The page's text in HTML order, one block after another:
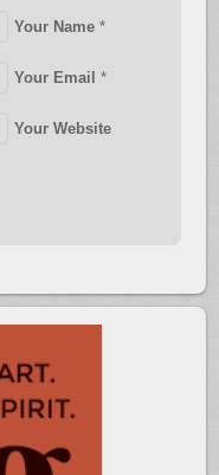
Your Name *
Your Email *
Your Website